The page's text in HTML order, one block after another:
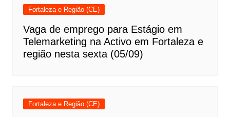
Fortaleza e Região (CE)
Vaga de emprego para Estágio em
Telemarketing na Activo em Fortaleza e
região nesta sexta (05/09)
Fortaleza e Região (CE)